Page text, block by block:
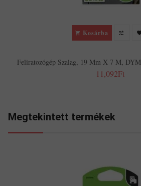
Kosárba
Feliratozógép Szalag, 19 Mm X 7 M,
11,092Ft
Megtekintett termékek